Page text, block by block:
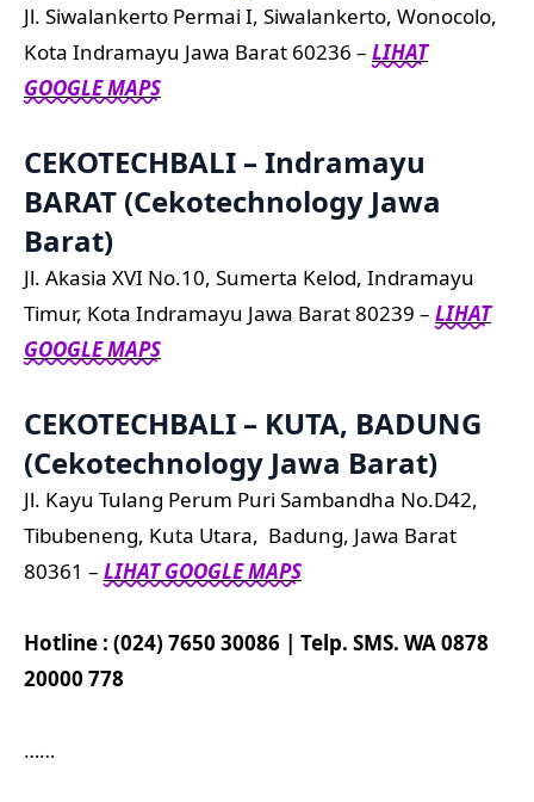
Jl. Siwalankerto Permai I, Siwalankerto, Wonocolo,
Kota Indramayu Jawa Barat 60236 – LIHAT
GOOGLE MAPS
CEKOTECHBALI – Indramayu
BARAT (Cekotechnology Jawa
Barat)
Jl. Akasia XVI No.10, Sumerta Kelod, Indramayu
Timur, Kota Indramayu Jawa Barat 80239 – LIHAT
GOOGLE MAPS
CEKOTECHBALI – KUTA, BADUNG
(Cekotechnology Jawa Barat)
Jl. Kayu Tulang Perum Puri Sambandha No.D42,
Tibubeneng, Kuta Utara, Badung, Jawa Barat
80361 – LIHAT GOOGLE MAPS
Hotline : (024) 7650 30086 | Telp. SMS. WA 0878
20000 778
……